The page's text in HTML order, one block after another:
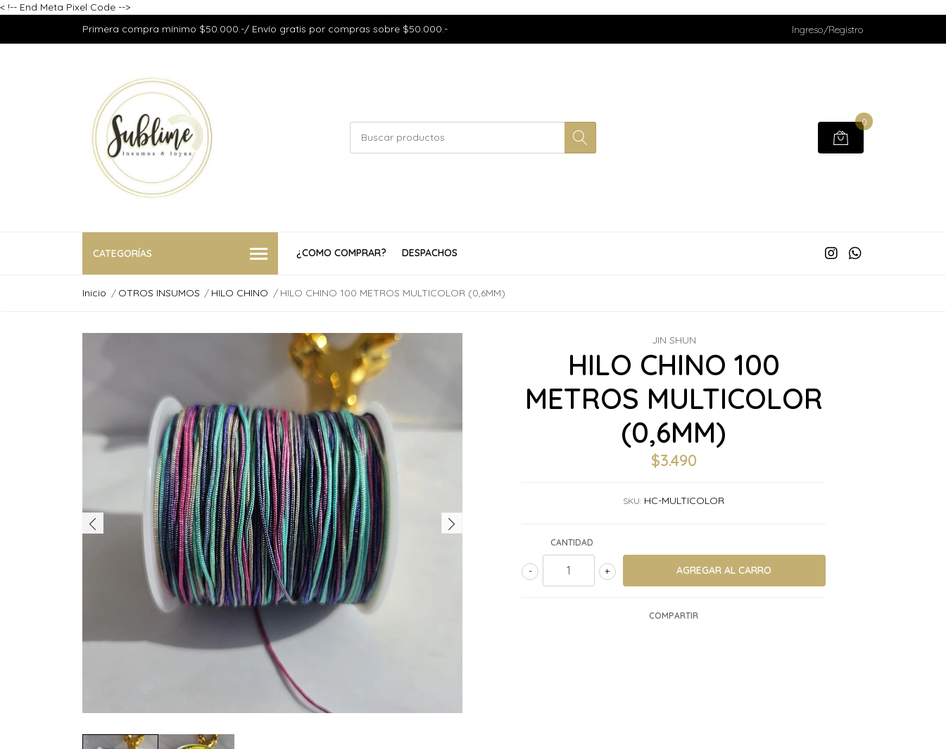
< !-- End Meta Pixel Code -->
Primera compra mínimo $50.000.-/ Envío gratis por compras sobre $50.000.-
Ingreso/Registro
0
CATEGORÍAS ¿COMO COMPRAR? DESPACHOS
Inicio OTROS INSUMOS HILO CHINO HILO CHINO 100 METROS MULTICOLOR (0,6MM)
JIN SHUN
HILO CHINO 100
METROS MULTICOLOR
(0,6MM)
$3.490
SKU: HC-MULTICOLOR
CANTIDAD
+
-
COMPARTIR